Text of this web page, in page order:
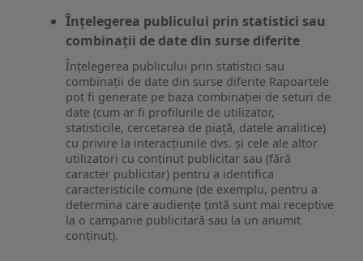
Înțelegerea publicului prin statistici sau
combinații de date din surse diferite
Înțelegerea publicului prin statistici sau
combinații de date din surse diferite Rapoartele
pot fi generate pe baza combinației de seturi de
date (cum ar fi profilurile de utilizator,
statisticile, cercetarea de piață, datele analitice)
cu privire la interacțiunile dvs. și cele ale altor
utilizatori cu conținut publicitar sau (fără
caracter publicitar) pentru a identifica
caracteristicile comune (de exemplu, pentru a
determina care audiențe țintă sunt mai receptive
la o campanie publicitară sau la un anumit
conținut).